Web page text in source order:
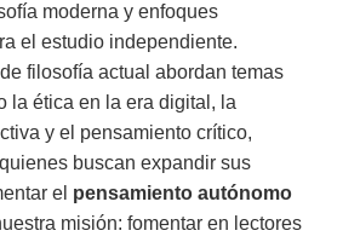
moderna y enfoques
el estudio independiente.
filosofía actual abordan temas
la ética en la era digital, la
y el pensamiento crítico,
buscan expandir sus
el pensamiento autónomo
misión: fomentar en lectores